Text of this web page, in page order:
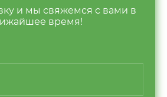
и мы свяжемся с вами в
время!